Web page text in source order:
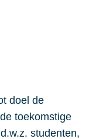
doel de
toekomstige
studenten,